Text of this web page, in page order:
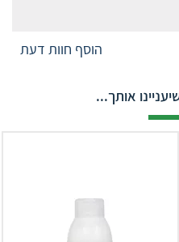
הוסף חוות דעת
אותך...